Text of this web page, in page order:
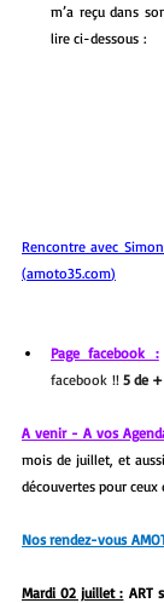
m’a reçu dans
lire ci-dessous :
Rencontre avec
(amoto35.com)
Page facebook :
facebook !! 5 de
A venir - A vos
mois de juillet, et
découvertes pour
Nos rendez-vous
Mardi 02 juillet : ART